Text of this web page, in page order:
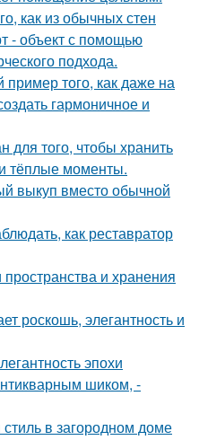
как из обычных стен
- объект с помощью
подхода.
того, как даже на
гармоничное и
для того, чтобы хранить
тёплые моменты.
выкуп вместо обычной
как реставратор
и хранения
роскошь, элегантность и
эпохи
шиком, -
в загородном доме